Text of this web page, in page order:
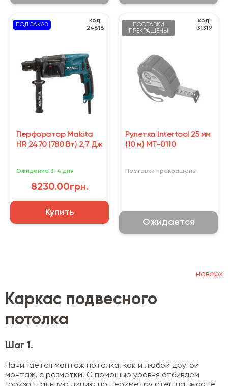
ПОД ЗАКАЗ
код:
24818
Перфоратор Makita
HR 2470 (780 Вт) 2,7 Дж
Ожидание 3-4 дня
8230.00грн.
Купить
ПОСТАВКИ
ПРЕКРАЩЕНЫ
код:
31319
Рулетка Intertool 25 мм
(10 м) MT-0110
Поставки прекращены
Ожидается
наверх
Каркас подвесного
потолка
Шаг 1.
Начинается монтаж потолка, как и любой другой
монтаж, с разметки. С помощью уровня отбиваем